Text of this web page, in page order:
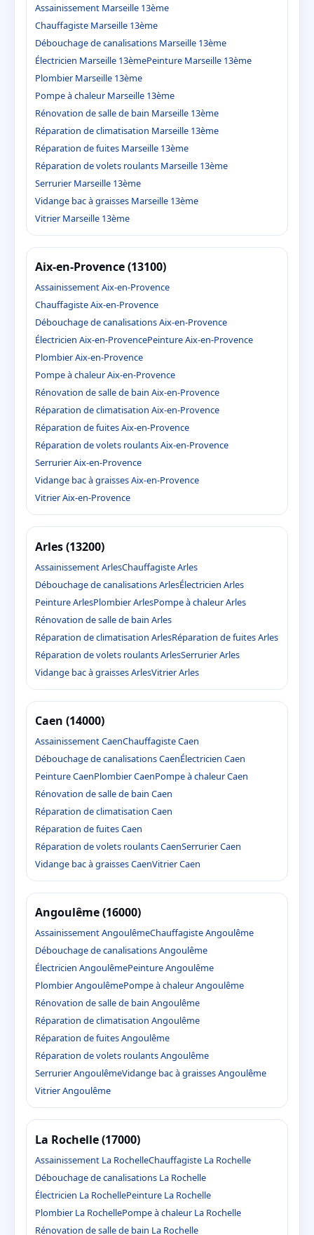
Assainissement Marseille 13ème
Chauffagiste Marseille 13ème
Débouchage de canalisations Marseille 13ème
Électricien Marseille 13èmePeinture Marseille 13ème
Plombier Marseille 13ème
Pompe à chaleur Marseille 13ème
Rénovation de salle de bain Marseille 13ème
Réparation de climatisation Marseille 13ème
Réparation de fuites Marseille 13ème
Réparation de volets roulants Marseille 13ème
Serrurier Marseille 13ème
Vidange bac à graisses Marseille 13ème
Vitrier Marseille 13ème
Aix-en-Provence (13100)
Assainissement Aix-en-Provence
Chauffagiste Aix-en-Provence
Débouchage de canalisations Aix-en-Provence
Électricien Aix-en-ProvencePeinture Aix-en-Provence
Plombier Aix-en-Provence
Pompe à chaleur Aix-en-Provence
Rénovation de salle de bain Aix-en-Provence
Réparation de climatisation Aix-en-Provence
Réparation de fuites Aix-en-Provence
Réparation de volets roulants Aix-en-Provence
Serrurier Aix-en-Provence
Vidange bac à graisses Aix-en-Provence
Vitrier Aix-en-Provence
Arles (13200)
Assainissement ArlesChauffagiste Arles
Débouchage de canalisations ArlesÉlectricien Arles
Peinture ArlesPlombier ArlesPompe à chaleur Arles
Rénovation de salle de bain Arles
Réparation de climatisation ArlesRéparation de fuites Arles
Réparation de volets roulants ArlesSerrurier Arles
Vidange bac à graisses ArlesVitrier Arles
Caen (14000)
Assainissement CaenChauffagiste Caen
Débouchage de canalisations CaenÉlectricien Caen
Peinture CaenPlombier CaenPompe à chaleur Caen
Rénovation de salle de bain Caen
Réparation de climatisation Caen
Réparation de fuites Caen
Réparation de volets roulants CaenSerrurier Caen
Vidange bac à graisses CaenVitrier Caen
Angoulême (16000)
Assainissement AngoulêmeChauffagiste Angoulême
Débouchage de canalisations Angoulême
Électricien AngoulêmePeinture Angoulême
Plombier AngoulêmePompe à chaleur Angoulême
Rénovation de salle de bain Angoulême
Réparation de climatisation Angoulême
Réparation de fuites Angoulême
Réparation de volets roulants Angoulême
Serrurier AngoulêmeVidange bac à graisses Angoulême
Vitrier Angoulême
La Rochelle (17000)
Assainissement La RochelleChauffagiste La Rochelle
Débouchage de canalisations La Rochelle
Électricien La RochellePeinture La Rochelle
Plombier La RochellePompe à chaleur La Rochelle
Rénovation de salle de bain La Rochelle